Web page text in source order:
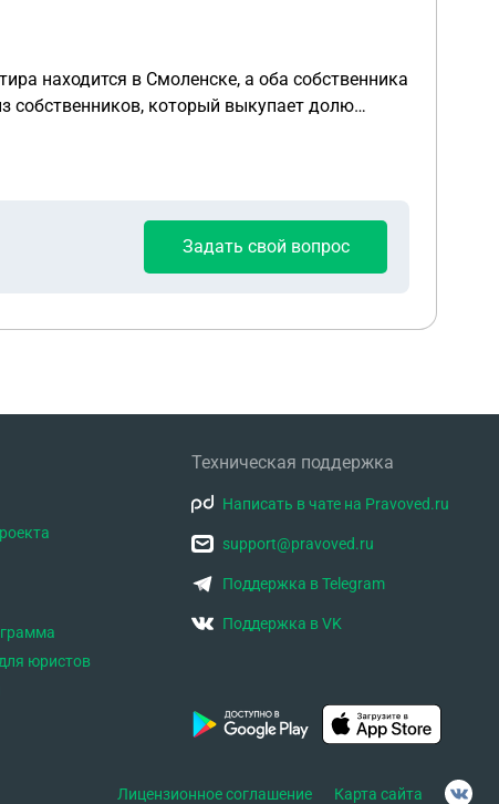
находится в Смоленске, а оба собственника
который выкупает долю
на всех собственников)?
Задать свой вопрос
юристов
Техническая поддержка
Написать в чате на Pravoved.ru
support@pravoved.ru
Поддержка в Telegram
Поддержка в VK
Лицензионное соглашение Карта сайта